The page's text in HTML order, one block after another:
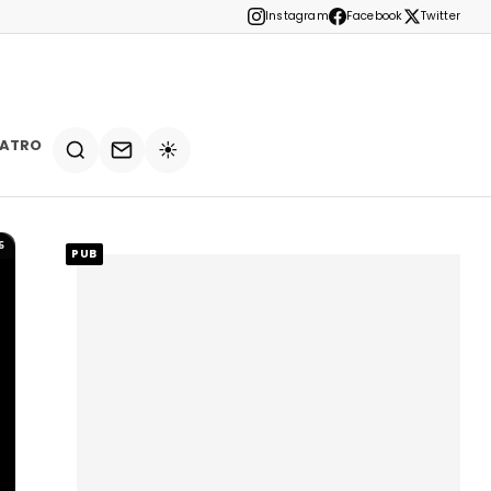
Instagram Facebook Twitter
☀️
PUB